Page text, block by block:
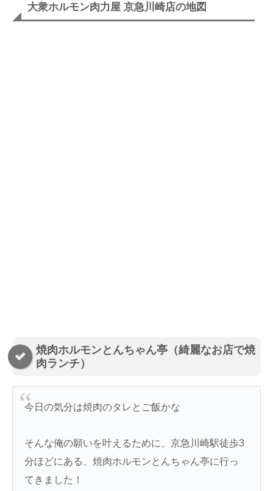
大衆ホルモン肉力屋 京急川崎店の地図
焼肉ホルモンとんちゃん亭（綺麗なお店で焼
肉ランチ）
今日の気分は焼肉のタレとご飯かな
そんな俺の願いを叶えるために、京急川崎駅徒歩3
分ほどにある、焼肉ホルモンとんちゃん亭に行っ
てきました！